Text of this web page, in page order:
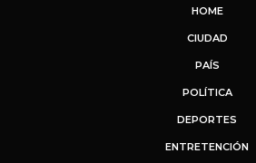
HOME
CIUDAD
PAÍS
POLÍTICA
DEPORTES
ENTRETENCIÓN